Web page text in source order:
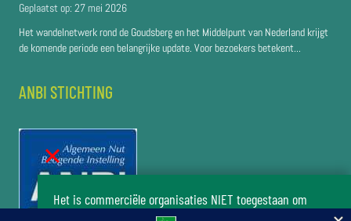
Geplaatst op: 27 mei 2026
Het wandelnetwerk rond de Goudsberg en het Middelpunt van Nederland krijgt
de komende periode een belangrijke update. Voor bezoekers betekent...
ANBI STICHTING
Het is commerciële organisaties NIET toegestaan om
zonder toestemming van het bestuur van de stichting Het